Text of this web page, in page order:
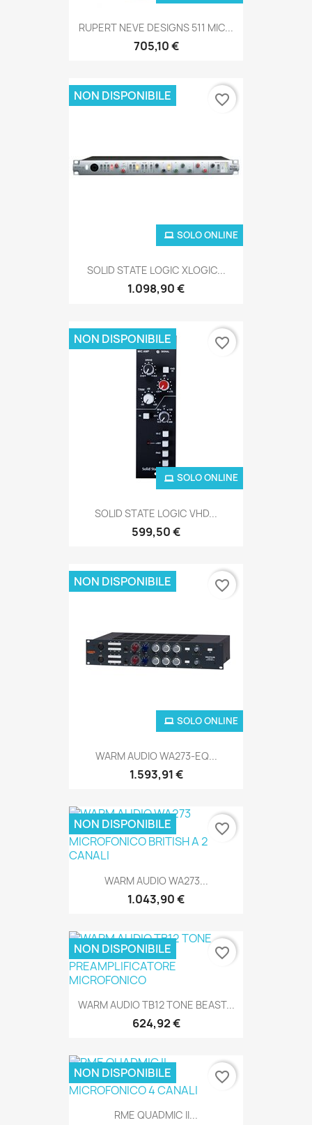
RUPERT NEVE DESIGNS 511 MIC...
705,10 €
SOLID STATE LOGIC XLOGIC...
1.098,90 €
SOLO ONLINE
NON DISPONIBILE favorite_border
SOLID STATE LOGIC VHD...
599,50 €
SOLO ONLINE
NON DISPONIBILE favorite_border
WARM AUDIO WA273-EQ...
1.593,91 €
SOLO ONLINE
NON DISPONIBILE favorite_border
WARM AUDIO WA273...
1.043,90 €
SOLO ONLINE
NON DISPONIBILE favorite_border
WARM AUDIO TB12 TONE BEAST...
624,92 €
SOLO ONLINE
NON DISPONIBILE favorite_border
RME QUADMIC II...
NON DISPONIBILE favorite_border